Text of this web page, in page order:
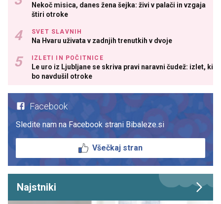
Nekoč misica, danes žena šejka: živi v palači in vzgaja
štiri otroke
SVET SLAVNIH
Na Hvaru uživata v zadnjih trenutkih v dvoje
IZLETI IN POČITNICE
Le uro iz Ljubljane se skriva pravi naravni čudež: izlet, ki
bo navdušil otroke
Facebook
Sledite nam na Facebook strani Bibaleze.si
Všečkaj stran
Najstniki